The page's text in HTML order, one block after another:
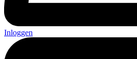
Inloggen